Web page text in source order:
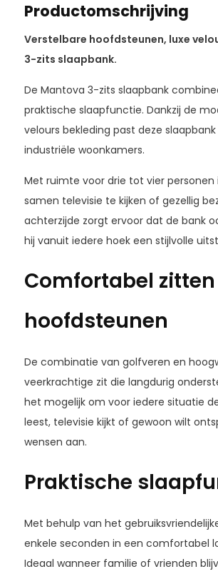
Productomschrijving
Verstelbare hoofdsteunen, luxe
3-zits slaapbank.
De Mantova 3-zits slaapbank
praktische slaapfunctie. Dankzij de
velours bekleding past deze
industriële woonkamers.
Met ruimte voor drie tot vier
samen televisie te kijken of gezellig
achterzijde zorgt ervoor dat de bank
hij vanuit iedere hoek een stijlvolle
Comfortabel
hoofdsteunen
De combinatie van golfveren en
veerkrachtige zit die langdurig
het mogelijk om voor iedere situatie
leest, televisie kijkt of gewoon wilt
wensen aan.
Praktische
Met behulp van het
enkele seconden in een comfortabel
Ideaal wanneer familie of vrienden